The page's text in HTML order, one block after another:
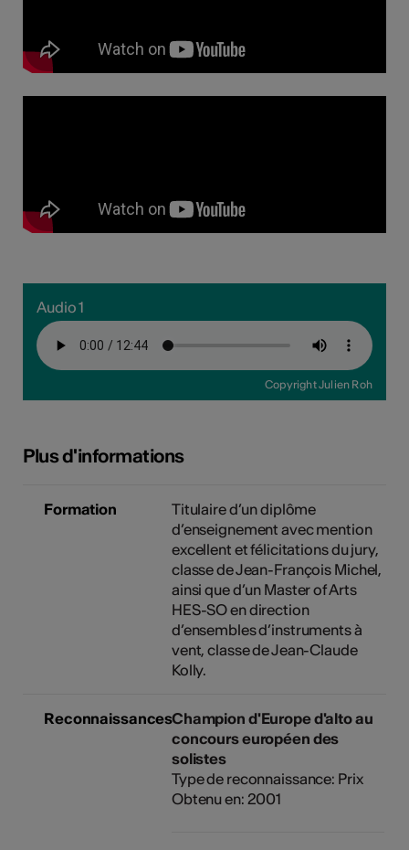
Audio 1
Copyright Julien Roh
Plus d'informations
Formation
Titulaire d’un diplôme
d’enseignement avec mention
excellent et félicitations du jury,
classe de Jean-François Michel,
ainsi que d’un Master of Arts
HES-SO en direction
d’ensembles d’instruments à
vent, classe de Jean-Claude
Kolly.
ReconnaissancesChampion d'Europe d'alto au
concours européen des
solistes
Type de reconnaissance: Prix
Obtenu en: 2001